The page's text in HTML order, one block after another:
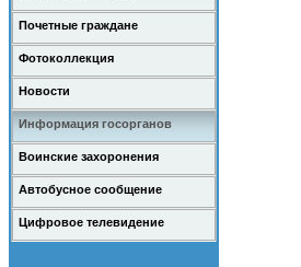
Почетные граждане
Фотоколлекция
Новости
Информация госорганов
Воинские захоронения
Автобусное сообщение
Цифровое телевидение